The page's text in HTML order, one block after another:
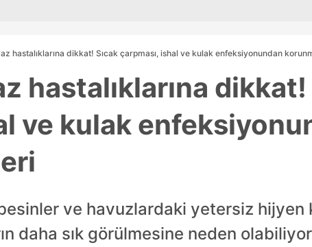
hastalıklarına dikkat! Sıcak çarpması, ishal ve kulak enfeksiyonundan
hastalıklarına dikkat!
ve kulak
ve havuzlardaki yetersiz hijyen
daha sık görülmesine neden